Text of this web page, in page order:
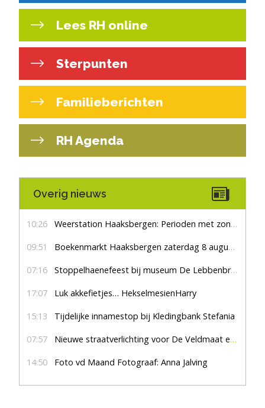
Lees RH online
Sterpunten
Familieberichten
RH Agenda
Overig nieuws
10:26 Weerstation Haaksbergen: Perioden met zon en droog
09:51 Boekenmarkt Haaksbergen zaterdag 8 augustus, marktplein Haaksbergen
07:16 Stoppelhaenefeest bij museum De Lebbenbrugge
17:07 Luk akkefietjes… HekselmesienHarry
15:13 Tijdelijke innamestop bij Kledingbank Stefania
07:57 Nieuwe straatverlichting voor De Veldmaat en De Pas
14:50 Foto vd Maand Fotograaf: Anna Jalving